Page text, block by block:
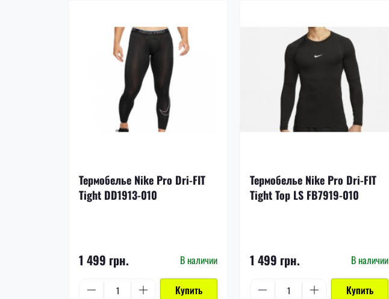
Термобелье Nike Pro Dri-FIT
Tight DD1913-010
1 499 грн. В наличии
Купить
Термобелье Nike Pro Dri-FIT
Tight Top LS FB7919-010
1 499 грн. В наличии
Купить